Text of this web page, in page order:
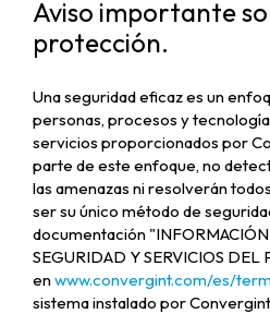
Aviso importante
protección.
Una seguridad eficaz es un
personas, procesos y
servicios proporcionados por
parte de este enfoque, no
las amenazas ni resolverán
ser su único método de
documentación "INFORMACIÓN
SEGURIDAD Y SERVICIOS
enwww.convergint.com/es/
sistema instalado por